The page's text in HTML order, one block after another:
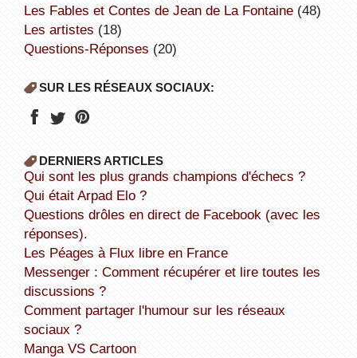
Les Fables et Contes de Jean de La Fontaine(48)
Les artistes (18)
Questions-Réponses (20)
SUR LES RÉSEAUX SOCIAUX:
DERNIERS ARTICLES
Qui sont les plus grands champions d'échecs ?
Qui était Arpad Elo ?
Questions drôles en direct de Facebook (avec les
réponses).
Les Péages à Flux libre en France
Messenger : Comment récupérer et lire toutes les
discussions ?
Comment partager l'humour sur les réseaux
sociaux ?
Manga VS Cartoon